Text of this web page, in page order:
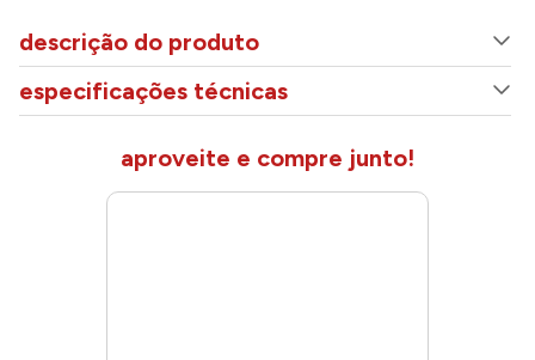
descrição do produto
especificações técnicas
aproveite e compre junto!